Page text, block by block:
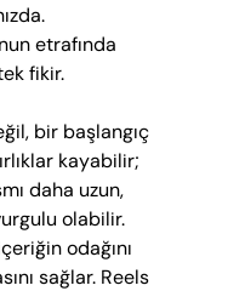
etrafında
fikir.
bir başlangıç
kayabilir;
daha uzun,
olabilir.
odağını
sağlar. Reels